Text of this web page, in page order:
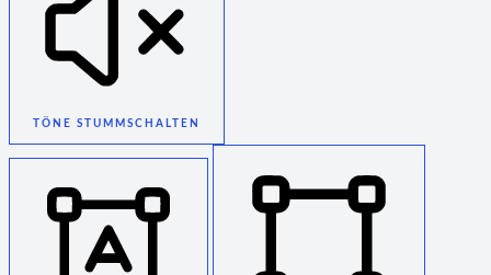
TÖNE STUMMSCHALTEN